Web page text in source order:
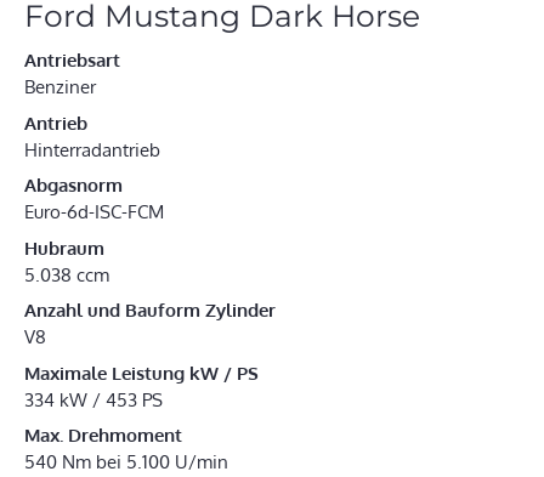
Ford Mustang Dark Horse
Antriebsart
Benziner
Antrieb
Hinterradantrieb
Abgasnorm
Euro-6d-ISC-FCM
Hubraum
5.038 ccm
Anzahl und Bauform Zylinder
V8
Maximale Leistung kW / PS
334 kW / 453 PS
Max. Drehmoment
540 Nm bei 5.100 U/min